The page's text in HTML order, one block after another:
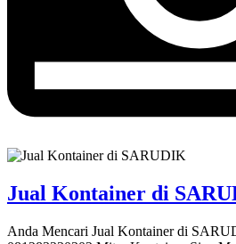
Jual Kontainer di
Anda Mencari Jual Kontainer di